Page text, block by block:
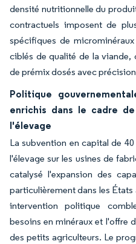
densité nutritionnelle du
contractuels imposent de
spécifiques de
ciblés de qualité de la viande,
de prémix dosés avec
Politique
enrichis dans le cadre
l'élevage
La subvention en capital de
l'élevage sur les usines de
catalysé l'expansion des
particulièrement dans les
intervention politique
besoins en minéraux et l'offre
des petits agriculteurs. Le